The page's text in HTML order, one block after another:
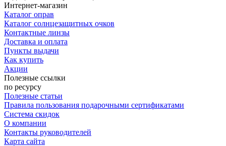
Интернет-магазин
Каталог оправ
Каталог солнцезащитных очков
Контактные линзы
Доставка и оплата
Пункты выдачи
Как купить
Акции
Полезные ссылки
по ресурсу
Полезные статьи
Правила пользования подарочными сертификатами
Система скидок
О компании
Контакты руководителей
Карта сайта